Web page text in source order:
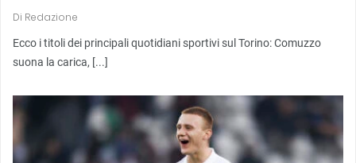
Di Redazione
Ecco i titoli dei principali quotidiani sportivi sul Torino: Comuzzo
suona la carica, [...]